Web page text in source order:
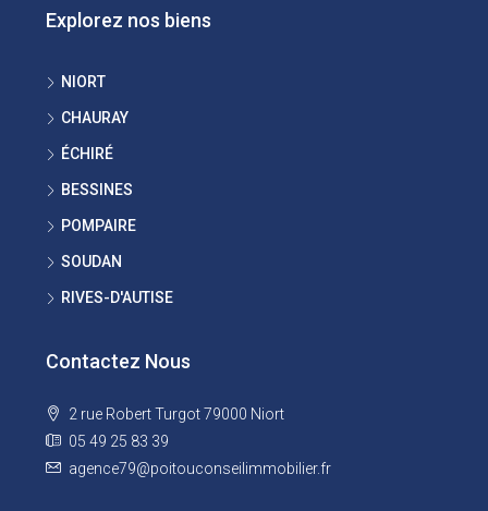
Explorez nos biens
NIORT
CHAURAY
ÉCHIRÉ
BESSINES
POMPAIRE
SOUDAN
RIVES-D'AUTISE
Contactez Nous
2 rue Robert Turgot 79000 Niort
05 49 25 83 39
agence79@poitouconseilimmobilier.fr